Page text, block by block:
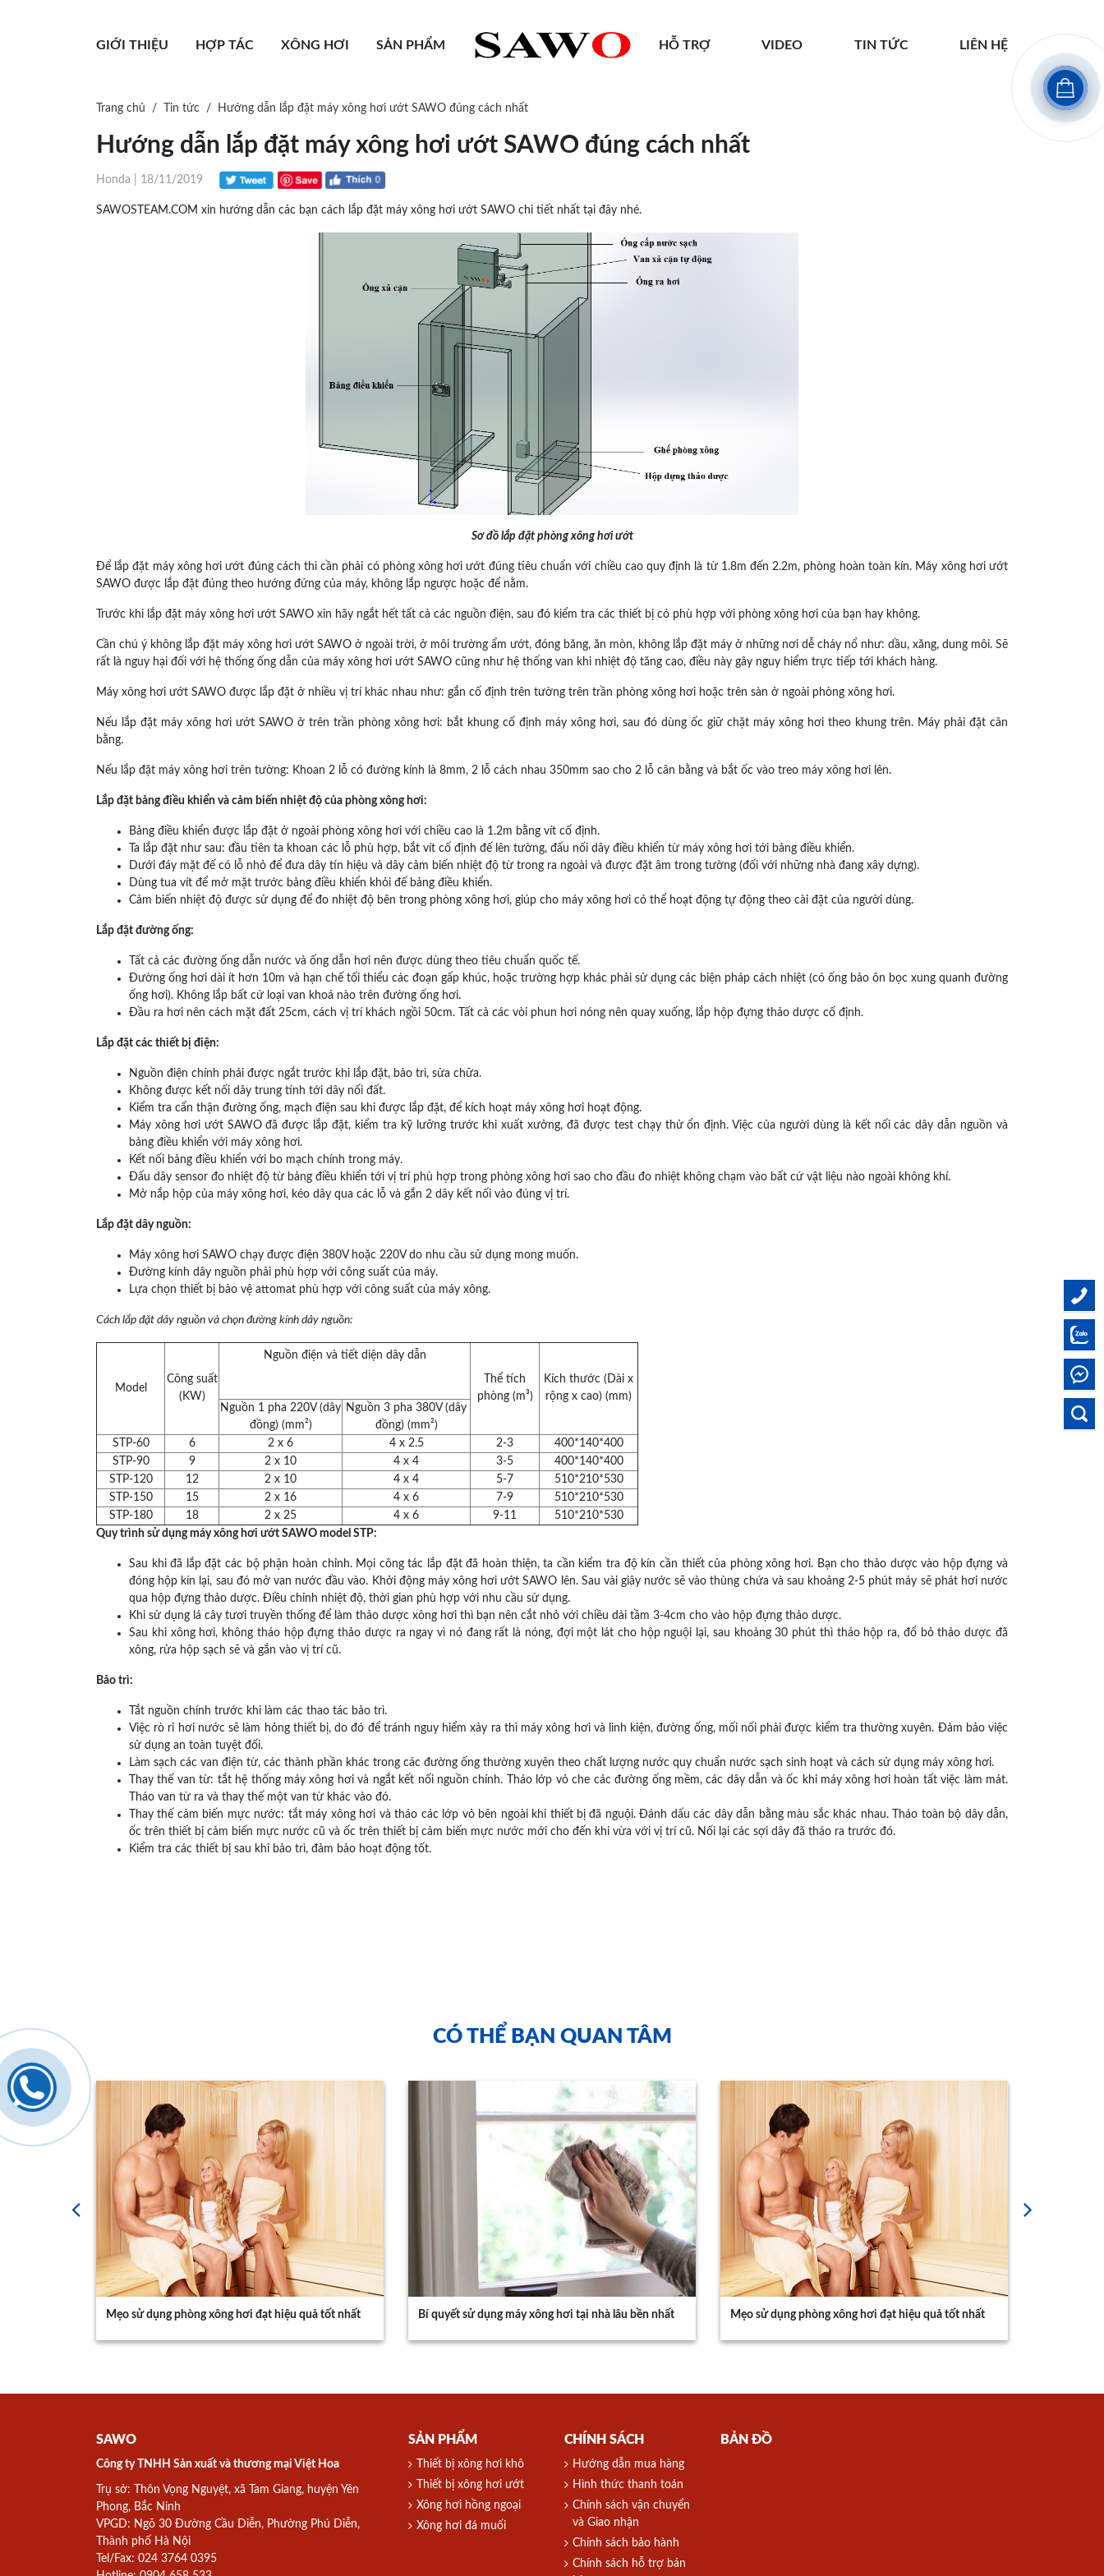
GIỚI THIỆU HỢP TÁC XÔNG HƠI SẢN PHẨM HỖ TRỢ VIDEO TIN TỨC LIÊN HỆ
Trang chủ Tin tức Hướng dẫn lắp đặt máy xông hơi ướt SAWO đúng cách nhất
Hướng dẫn lắp đặt máy xông hơi ướt SAWO đúng cách nhất
Honda | 18/11/2019
SAWOSTEAM.COM xin hướng dẫn các bạn cách lắp đặt máy xông hơi ướt SAWO chi tiết nhất tại đây nhé.
Sơ đồ lắp đặt phòng xông hơi ướt
Để lắp đặt máy xông hơi ướt đúng cách thì cần phải có phòng xông hơi ướt đúng tiêu chuẩn với chiều cao quy định là từ 1.8m đến 2.2m, phòng hoàn toàn kín. Máy xông hơi ướt
SAWO được lắp đặt đúng theo hướng đứng của máy, không lắp ngược hoặc để nằm.
Trước khi lắp đặt máy xông hơi ướt SAWO xin hãy ngắt hết tất cả các nguồn điện, sau đó kiểm tra các thiết bị có phù hợp với phòng xông hơi của bạn hay không.
Cần chú ý không lắp đặt máy xông hơi ướt SAWO ở ngoài trời, ở môi trường ẩm ướt, đóng băng, ăn mòn, không lắp đặt máy ở những nơi dễ cháy nổ như: dầu, xăng, dung môi. Sẽ
rất là nguy hại đối với hệ thống ống dẫn của máy xông hơi ướt SAWO cũng như hệ thống van khi nhiệt độ tăng cao, điều này gây nguy hiểm trực tiếp tới khách hàng.
Máy xông hơi ướt SAWO được lắp đặt ở nhiều vị trí khác nhau như: gắn cố định trên tường trên trần phòng xông hơi hoặc trên sàn ở ngoài phòng xông hơi.
Nếu lắp đặt máy xông hơi ướt SAWO ở trên trần phòng xông hơi: bắt khung cố định máy xông hơi, sau đó dùng ốc giữ chặt máy xông hơi theo khung trên. Máy phải đặt cân
bằng.
Nếu lắp đặt máy xông hơi trên tường: Khoan 2 lỗ có đường kính là 8mm, 2 lỗ cách nhau 350mm sao cho 2 lỗ cân bằng và bắt ốc vào treo máy xông hơi lên.
Lắp đặt bảng điều khiển và cảm biến nhiệt độ của phòng xông hơi:
Bảng điều khiển được lắp đặt ở ngoài phòng xông hơi với chiều cao là 1.2m bằng vít cố định.
Ta lắp đặt như sau: đầu tiên ta khoan các lỗ phù hợp, bắt vít cố định đế lên tường, đấu nối dây điều khiển từ máy xông hơi tới bảng điều khiển.
Dưới đáy mặt đế có lỗ nhỏ để đưa dây tín hiệu và dây cảm biến nhiệt độ từ trong ra ngoài và được đặt âm trong tường (đối với những nhà đang xây dựng).
Dùng tua vít để mở mặt trước bảng điều khiển khỏi đế bảng điều khiển.
Cảm biến nhiệt độ được sử dụng để đo nhiệt độ bên trong phòng xông hơi, giúp cho máy xông hơi có thể hoạt động tự động theo cài đặt của người dùng.
Lắp đặt đường ống:
Tất cả các đường ống dẫn nước và ống dẫn hơi nên được dùng theo tiêu chuẩn quốc tế.
Đường ống hơi dài ít hơn 10m và hạn chế tối thiểu các đoạn gấp khúc, hoặc trường hợp khác phải sử dụng các biện pháp cách nhiệt (có ống bảo ôn bọc xung quanh đường
ống hơi). Không lắp bất cứ loại van khoá nào trên đường ống hơi.
Đầu ra hơi nên cách mặt đất 25cm, cách vị trí khách ngồi 50cm. Tất cả các vòi phun hơi nóng nên quay xuống, lắp hộp đựng thảo dược cố định.
Lắp đặt các thiết bị điện:
Nguồn điện chính phải được ngắt trước khi lắp đặt, bảo trì, sửa chữa.
Không được kết nối dây trung tính tới dây nối đất.
Kiểm tra cẩn thận đường ống, mạch điện sau khi được lắp đặt, để kích hoạt máy xông hơi hoạt động.
Máy xông hơi ướt SAWO đã được lắp đặt, kiểm tra kỹ lưỡng trước khi xuất xưởng, đã được test chạy thử ổn định. Việc của người dùng là kết nối các dây dẫn nguồn và
bảng điều khiển với máy xông hơi.
Kết nối bảng điều khiển với bo mạch chính trong máy.
Đấu dây sensor đo nhiệt độ từ bảng điều khiển tới vị trí phù hợp trong phòng xông hơi sao cho đầu đo nhiệt không chạm vào bất cứ vật liệu nào ngoài không khí.
Mở nắp hộp của máy xông hơi, kéo dây qua các lỗ và gắn 2 dây kết nối vào đúng vị trí.
Lắp đặt dây nguồn:
Máy xông hơi SAWO chạy được điện 380V hoặc 220V do nhu cầu sử dụng mong muốn.
Đường kính dây nguồn phải phù hợp với công suất của máy.
Lựa chọn thiết bị bảo vệ attomat phù hợp với công suất của máy xông.
Cách lắp đặt dây nguồn và chọn đường kính dây nguồn:
Model
Công suất
(KW)
Nguồn điện và tiết diện dây dẫn
Thể tích
phòng (m³)
Kích thước (Dài x
rộng x cao) (mm)
Nguồn 1 pha 220V (dây
đồng) (mm²)
Nguồn 3 pha 380V (dây
đồng) (mm²)
STP-60
6 2 x 6 4 x 2.5 2-3
400*140*400
STP-90
9 2 x 10 4 x 4 3-5
400*140*400
STP-120
12 2 x 10 4 x 4 5-7
510*210*530
STP-150
15 2 x 16 4 x 6 7-9
510*210*530
STP-180
18 2 x 25 4 x 6 9-11
510*210*530
Quy trình sử dụng máy xông hơi ướt SAWO model STP:
Sau khi đã lắp đặt các bộ phận hoàn chỉnh. Mọi công tác lắp đặt đã hoàn thiện, ta cần kiểm tra độ kín cần thiết của phòng xông hơi. Bạn cho thảo dược vào hộp đựng và
đóng hộp kín lại, sau đó mở van nước đầu vào. Khởi động máy xông hơi ướt SAWO lên. Sau vài giây nước sẽ vào thùng chứa và sau khoảng 2-5 phút máy sẽ phát hơi nước
qua hộp đựng thảo dược. Điều chỉnh nhiệt độ, thời gian phù hợp với nhu cầu sử dụng.
Khi sử dụng lá cây tươi truyền thống để làm thảo dược xông hơi thì bạn nên cắt nhỏ với chiều dài tầm 3-4cm cho vào hộp đựng thảo dược.
Sau khi xông hơi, không tháo hộp đựng thảo dược ra ngay vì nó đang rất là nóng, đợi một lát cho hộp nguội lại, sau khoảng 30 phút thì tháo hộp ra, đổ bỏ thảo dược đã
xông, rửa hộp sạch sẽ và gắn vào vị trí cũ.
Bảo trì:
Tắt nguồn chính trước khi làm các thao tác bảo trì.
Việc rò rỉ hơi nước sẽ làm hỏng thiết bị, do đó để tránh nguy hiểm xảy ra thì máy xông hơi và linh kiện, đường ống, mối nối phải được kiểm tra thường xuyên. Đảm bảo việc
sử dụng an toàn tuyệt đối.
Làm sạch các van điện từ, các thành phần khác trong các đường ống thường xuyên theo chất lượng nước quy chuẩn nước sạch sinh hoạt và cách sử dụng máy xông hơi.
Thay thế van từ: tắt hệ thống máy xông hơi và ngắt kết nối nguồn chính. Tháo lớp vỏ che các đường ống mềm, các dây dẫn và ốc khi máy xông hơi hoàn tất việc làm mát.
Tháo van từ ra và thay thế một van từ khác vào đó.
Thay thế cảm biến mực nước: tắt máy xông hơi và tháo các lớp vỏ bên ngoài khi thiết bị đã nguội. Đánh dấu các dây dẫn bằng màu sắc khác nhau. Tháo toàn bộ dây dẫn,
ốc trên thiết bị cảm biến mực nước cũ và ốc trên thiết bị cảm biến mực nước mới cho đến khi vừa với vị trí cũ. Nối lại các sợi dây đã tháo ra trước đó.
Kiểm tra các thiết bị sau khi bảo trì, đảm bảo hoạt động tốt.
CÓ THỂ BẠN QUAN TÂM
Mẹo sử dụng phòng xông hơi đạt hiệu quả tốt nhất Bí quyết sử dụng máy xông hơi tại nhà lâu bền nhất Mẹo sử dụng phòng xông hơi đạt hiệu quả tốt nhất
SAWO
Công ty TNHH Sản xuất và thương mại Việt Hoa
Trụ sở: Thôn Vọng Nguyệt, xã Tam Giang, huyện Yên
Phong, Bắc Ninh
VPGD: Ngõ 30 Đường Cầu Diễn, Phường Phú Diễn,
Thành phố Hà Nội
Tel/Fax: 024 3764 0395
SẢN PHẨM
Thiết bị xông hơi khô
Thiết bị xông hơi ướt
Xông hơi hồng ngoại
Xông hơi đá muối
CHÍNH SÁCH
Hướng dẫn mua hàng
Hình thức thanh toán
Chính sách vận chuyển
và Giao nhận
Chính sách bảo hành
Chính sách hỗ trợ bán
BẢN ĐỒ